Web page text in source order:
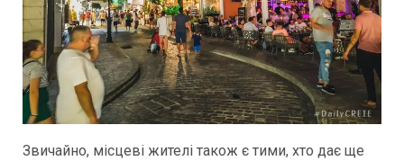
Звичайно, місцеві жителі також є тими, хто дає ще